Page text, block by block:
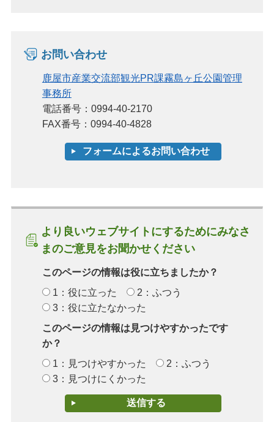
お問い合わせ
鹿屋市産業交流部観光PR課霧島ヶ丘公園管理
事務所
電話番号：0994-40-2170
FAX番号：0994-40-4828
より良いウェブサイトにするためにみなさ
まのご意見をお聞かせください
このページの情報は役に立ちましたか？
1：役に立った
2：ふつう
3：役に立たなかった
このページの情報は見つけやすかったです
か？
1：見つけやすかった
2：ふつう
3：見つけにくかった